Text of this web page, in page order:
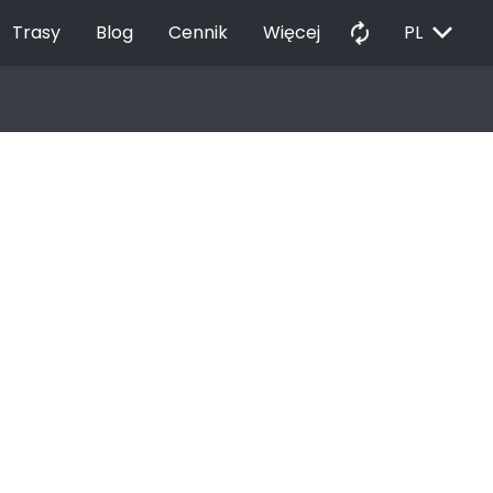
Trasy Blog Cennik Więcej autorenew PL EXPAND_MORE